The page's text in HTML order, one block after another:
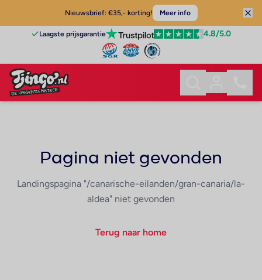
Nieuwsbrief: €35,- korting! Meer info
Laagste prijsgarantie 4.8/5.0
Pagina niet gevonden
Landingspagina "/canarische-eilanden/gran-canaria/la-
aldea" niet gevonden
Terug naar home